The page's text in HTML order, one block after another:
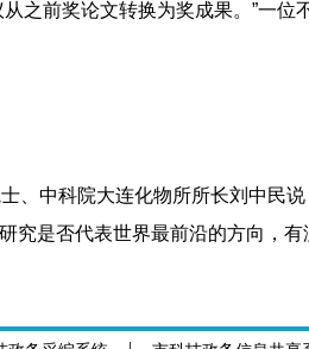
之前奖论文转换为奖成果。”一位
、中科院大连化物所所长刘中民
究是否代表世界最前沿的方向，
多个研究员中选出35人，45岁